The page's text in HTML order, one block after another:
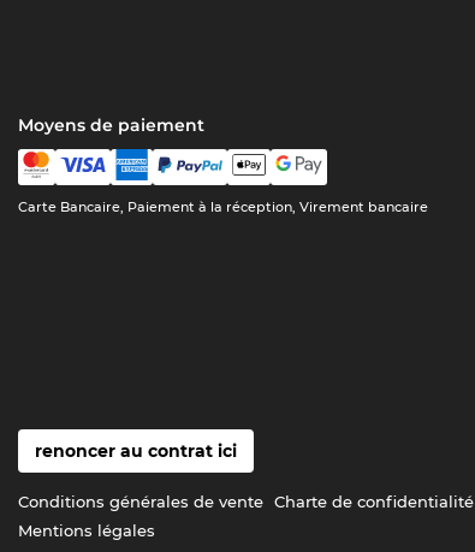
Moyens de paiement
Carte Bancaire, Paiement à la réception, Virement bancaire
renoncer au contrat ici
Conditions générales de vente Charte de confidentialité
Mentions légales